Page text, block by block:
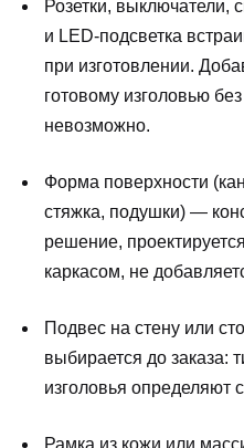
Розетки, выключатели,
и LED-подсветка
при изготовлении.
готовому изголовью
невозможно.
Форма поверхности
стяжка, подушки) —
решение,
каркасом, не
Подвес на стену или
выбирается до заказа:
изголовья определяют
Рамка из кожи или